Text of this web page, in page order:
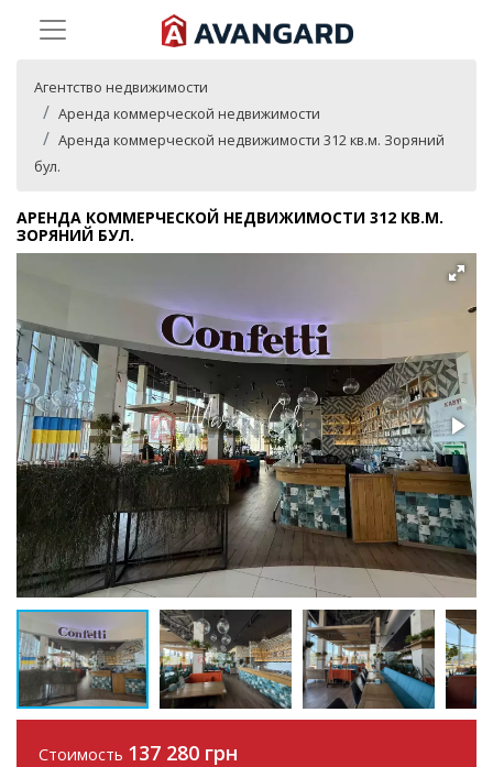
Агентство недвижимости
Аренда коммерческой недвижимости
Аренда коммерческой недвижимости 312 кв.м. Зоряний
бул.
АРЕНДА КОММЕРЧЕСКОЙ НЕДВИЖИМОСТИ 312 КВ.М.
ЗОРЯНИЙ БУЛ.
Стоимость 137 280 грн